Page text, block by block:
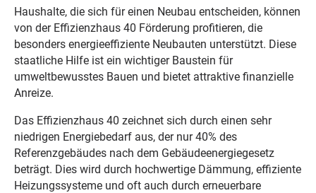
Haushalte, die sich für einen Neubau entscheiden, können
von der Effizienzhaus 40 Förderung profitieren, die
besonders energieeffiziente Neubauten unterstützt. Diese
staatliche Hilfe ist ein wichtiger Baustein für
umweltbewusstes Bauen und bietet attraktive finanzielle
Anreize.
Das Effizienzhaus 40 zeichnet sich durch einen sehr
niedrigen Energiebedarf aus, der nur 40% des
Referenzgebäudes nach dem Gebäudeenergiegesetz
beträgt. Dies wird durch hochwertige Dämmung, effiziente
Heizungssysteme und oft auch durch erneuerbare